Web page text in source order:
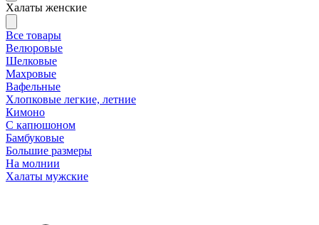
Халаты женские
Все товары
Велюровые
Шелковые
Махровые
Вафельные
Хлопковые легкие, летние
Кимоно
С капюшоном
Бамбуковые
Большие размеры
На молнии
Халаты мужские